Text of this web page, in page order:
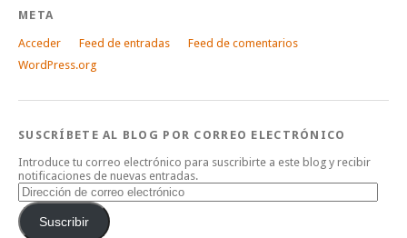
META
Acceder Feed de entradas
Feed de comentarios
WordPress.org
SUSCRÍBETE AL BLOG POR CORREO ELECTRÓNICO
Introduce tu correo electrónico para suscribirte a este blog y recibir
notificaciones de nuevas entradas.
Dirección
de
correo
electrónico
Suscribir